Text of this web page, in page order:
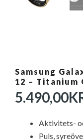
Samsung
12 – Titanium
5.490,00
Aktivitets-
Puls,